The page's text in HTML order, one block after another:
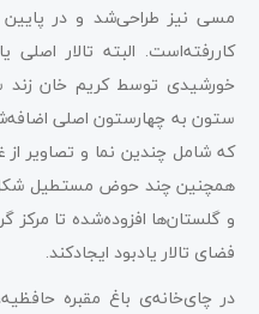
مسی نیز طراحی‌شد و در پایین
ستون به چهارستون اصلی
که شامل چندین نما و تصاویر
همچنین چند حوض مستطیل شکل
و گلستان‌ها افزوده‌شده تا مرکز
فضای تالار یادبود ایجاد‌کند.
در چای‌خانه‌ی باغ مقبره